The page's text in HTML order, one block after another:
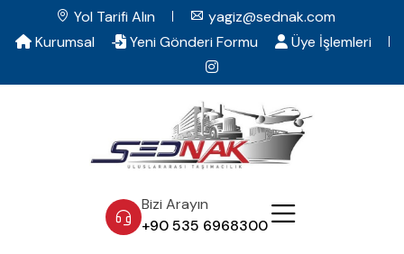
Yol Tarifi Alın
yagiz@sednak.com
Kurumsal
Yeni Gönderi Formu Üye İşlemleri
Bizi Arayın
+90 535 6968300